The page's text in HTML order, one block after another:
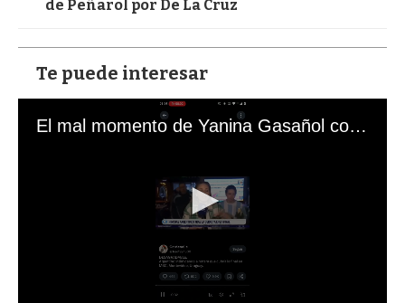
de Peñarol por De La Cruz
Te puede interesar
El mal momento de Yanina Gasañol con un hincha argentino en "Subrayado"